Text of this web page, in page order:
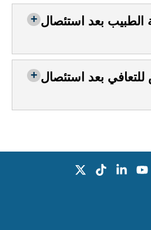
بعد استئصال
بعد استئصال